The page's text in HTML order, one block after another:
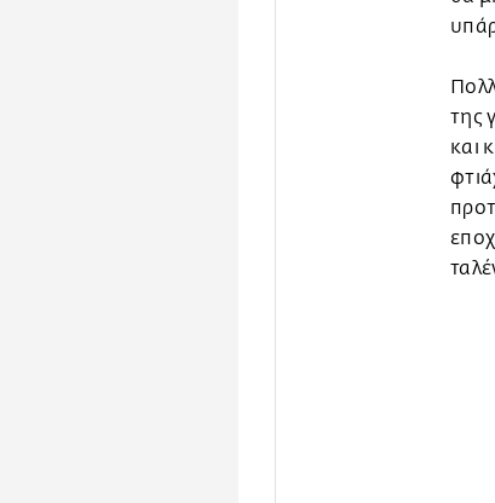
της
και